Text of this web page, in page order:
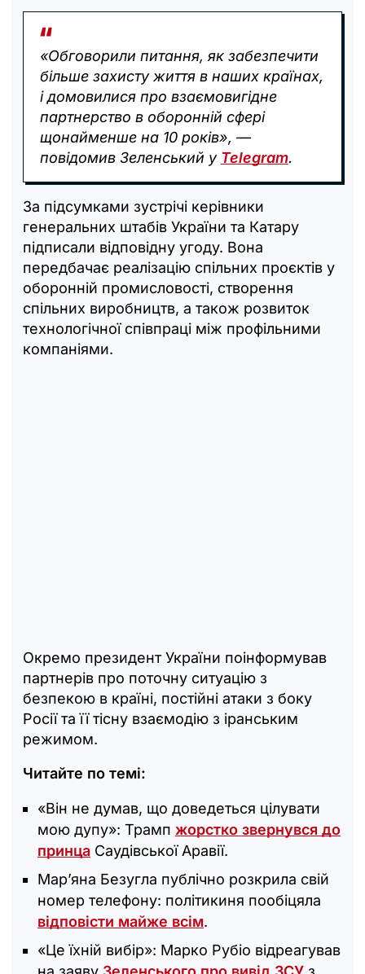
«Обговорили питання, як забезпечити
більше захисту життя в наших країнах,
і домовилися про взаємовигідне
партнерство в оборонній сфері
щонайменше на 10 років», —
повідомив Зеленський у Telegram.
За підсумками зустрічі керівники
генеральних штабів України та Катару
підписали відповідну угоду. Вона
передбачає реалізацію спільних проєктів у
оборонній промисловості, створення
спільних виробництв, а також розвиток
технологічної співпраці між профільними
компаніями.
Окремо президент України поінформував
партнерів про поточну ситуацію з
безпекою в країні, постійні атаки з боку
Росії та її тісну взаємодію з іранським
режимом.
Читайте по темі:
«Він не думав, що доведеться цілувати
мою дупу»: Трамп жорстко звернувся до
принца Саудівської Аравії.
Мар’яна Безугла публічно розкрила свій
номер телефону: політикиня пообіцяла
відповісти майже всім.
«Це їхній вибір»: Марко Рубіо відреагував